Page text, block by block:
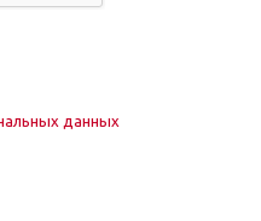
данных